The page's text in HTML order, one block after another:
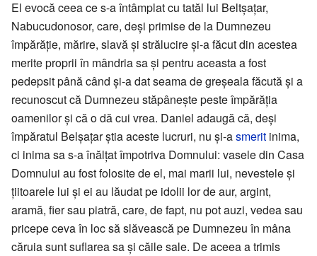
El evocă ceea ce s-a întâmplat cu tatăl lui Beltșațar,
Nabucudonosor, care, deși primise de la Dumnezeu
împărăție, mărire, slavă și strălucire și-a făcut din acestea
merite proprii în mândria sa și pentru aceasta a fost
pedepsit până când și-a dat seama de greșeala făcută și a
recunoscut că Dumnezeu stăpânește peste împărăția
oamenilor și că o dă cui vrea. Daniel adaugă că, deși
împăratul Belșațar știa aceste lucruri, nu și-asmerit inima,
ci inima sa s-a înălțat împotriva Domnului: vasele din Casa
Domnului au fost folosite de el, mai marii lui, nevestele și
țiitoarele lui și ei au lăudat pe idolii lor de aur, argint,
aramă, fier sau piatră, care, de fapt, nu pot auzi, vedea sau
pricepe ceva în loc să slăvească pe Dumnezeu în mâna
căruia sunt suflarea sa și căile sale. De aceea a trimis